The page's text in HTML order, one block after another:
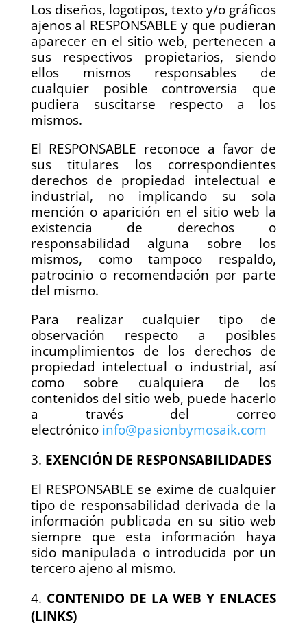
Los diseños, logotipos, texto y/o gráficos
ajenos al RESPONSABLE y que pudieran
aparecer en el sitio web, pertenecen a
sus respectivos propietarios, siendo
ellos mismos responsables de
cualquier posible controversia que
pudiera suscitarse respecto a los
mismos.
El RESPONSABLE reconoce a favor de
sus titulares los correspondientes
derechos de propiedad intelectual e
industrial, no implicando su sola
mención o aparición en el sitio web la
existencia de derechos o
responsabilidad alguna sobre los
mismos, como tampoco respaldo,
patrocinio o recomendación por parte
del mismo.
Para realizar cualquier tipo de
observación respecto a posibles
incumplimientos de los derechos de
propiedad intelectual o industrial, así
como sobre cualquiera de los
contenidos del sitio web, puede hacerlo
a través del correo
electrónico info@pasionbymosaik.com
EXENCIÓN DE RESPONSABILIDADES
El RESPONSABLE se exime de cualquier
tipo de responsabilidad derivada de la
información publicada en su sitio web
siempre que esta información haya
sido manipulada o introducida por un
tercero ajeno al mismo.
CONTENIDO DE LA WEB Y ENLACES
(LINKS)